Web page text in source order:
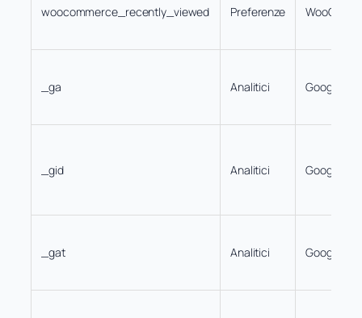
woocommerce_recently_viewed Preferenze
_ga Analitici Google
_gid Analitici Google
_gat Analitici Google